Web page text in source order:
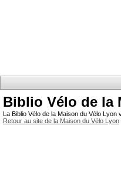
Biblio Vélo de la
La Biblio Vélo de la Maison du Vélo
Retour au site de la Maison du Vélo Lyon